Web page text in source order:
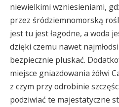
niewielkimi wzniesieniami,
przez śródziemnomorską
jest tu jest łagodne, a woda
dzięki czemu nawet
bezpiecznie pluskać.
miejsce gniazdowania żółwi
z czym przy odrobinie
podziwiać te majestatyczne